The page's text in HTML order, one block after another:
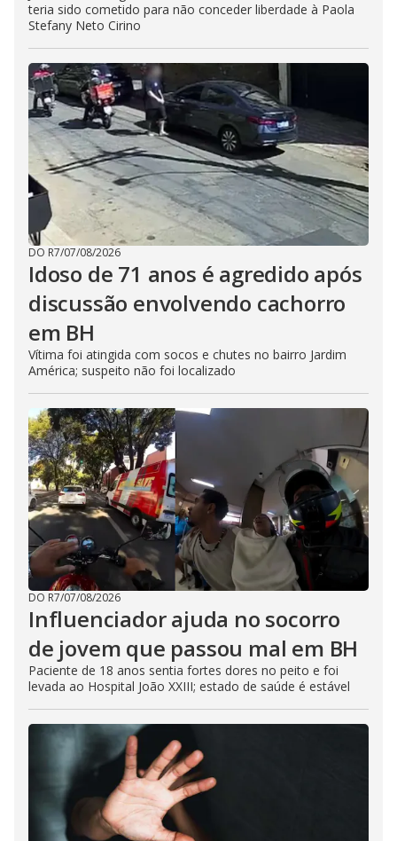
teria sido cometido para não conceder liberdade à Paola
Stefany Neto Cirino
DO R7/07/08/2026
Idoso de 71 anos é agredido após
discussão envolvendo cachorro
em BH
Vítima foi atingida com socos e chutes no bairro Jardim
América; suspeito não foi localizado
DO R7/07/08/2026
Influenciador ajuda no socorro
de jovem que passou mal em BH
Paciente de 18 anos sentia fortes dores no peito e foi
levada ao Hospital João XXIII; estado de saúde é estável